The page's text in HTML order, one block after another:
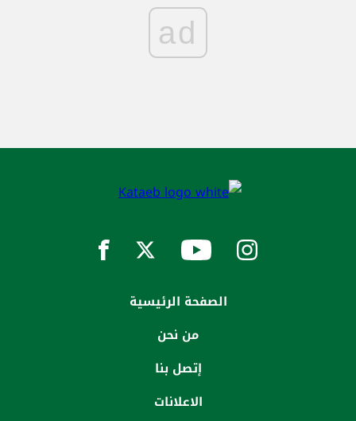
ad
الصفحة الرئيسية
من نحن
إتصل بنا
الاعلانات